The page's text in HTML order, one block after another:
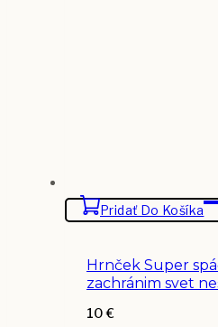
Pridať Do Košíka
Hrnček Super
zachránim svet
10€